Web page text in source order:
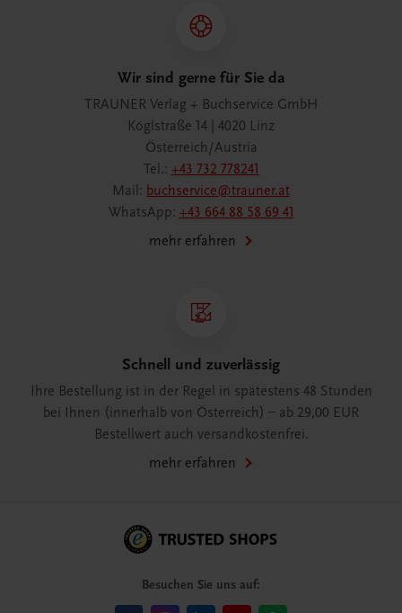
Wir sind gerne für Sie da
TRAUNER Verlag + Buchservice GmbH
Köglstraße 14 | 4020 Linz
Österreich/Austria
Tel.: +43 732 778241
Mail: buchservice@trauner.at
WhatsApp: +43 664 88 58 69 41
mehr erfahren
Schnell und zuverlässig
Ihre Bestellung ist in der Regel in spätestens 48 Stunden
bei Ihnen (innerhalb von Österreich) – ab 29,00 EUR
Bestellwert auch versandkostenfrei.
mehr erfahren
Besuchen Sie uns auf: